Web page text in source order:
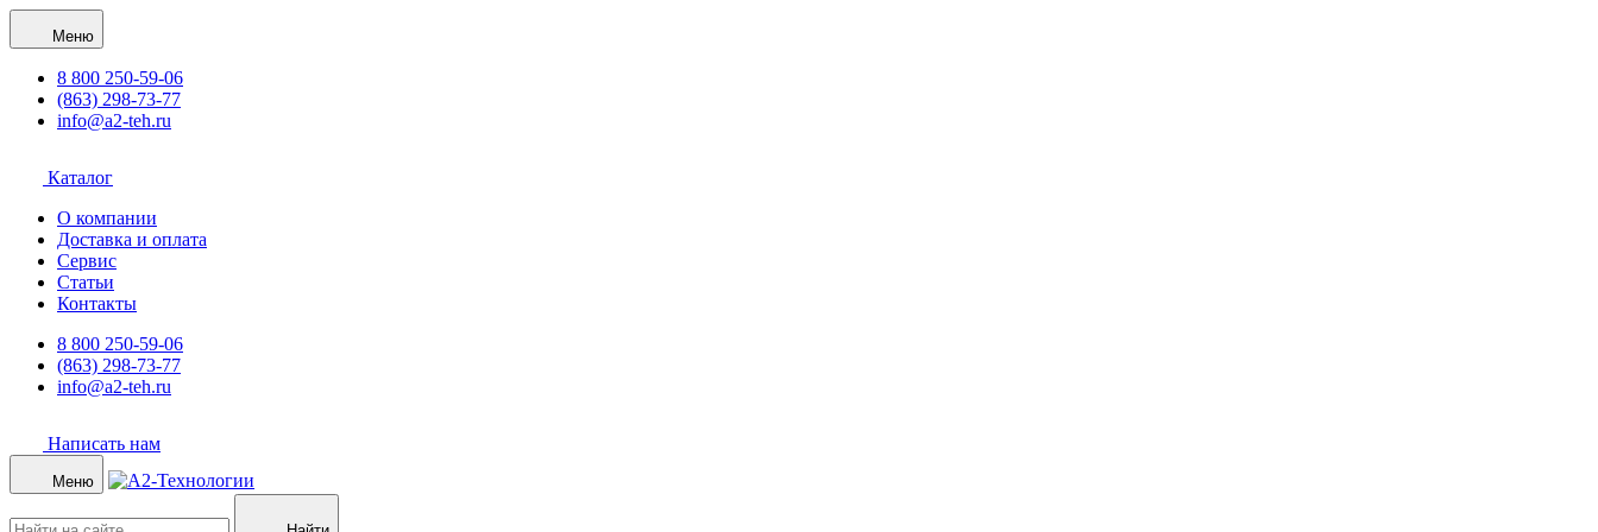
Меню
8 800 250-59-06
(863) 298-73-77
info@a2-teh.ru
Каталог
О компании
Доставка и оплата
Сервис
Статьи
Контакты
8 800 250-59-06
(863) 298-73-77
info@a2-teh.ru
Написать нам
Меню